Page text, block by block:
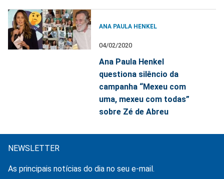
ANA PAULA HENKEL
04/02/2020
Ana Paula Henkel
questiona silêncio da
campanha “Mexeu com
uma, mexeu com todas”
sobre Zé de Abreu
NEWSLETTER
As principais notícias do dia no seu e-mail.